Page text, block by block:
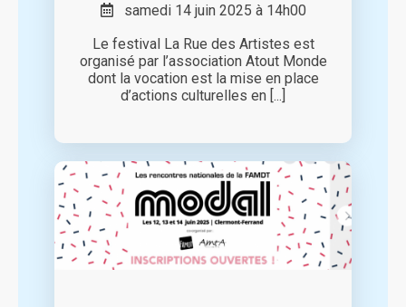
samedi 14 juin 2025 à 14h00
Le festival La Rue des Artistes est
organisé par l’association Atout Monde
dont la vocation est la mise en place
d’actions culturelles en [...]